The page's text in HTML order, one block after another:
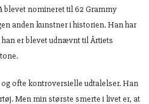
blevet nomineret til 62 Grammy
anden kunstner i historien. Han har
er blevet udnævnt til Årtiets
ofte kontroversielle udtalelser. Han
Men min største smerte i livet er, at